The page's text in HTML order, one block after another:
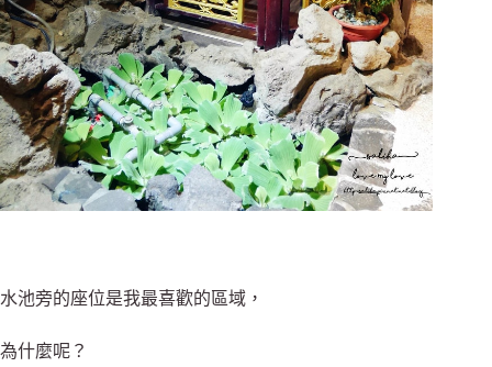
水池旁的座位是我最喜歡的區域，
為什麼呢？